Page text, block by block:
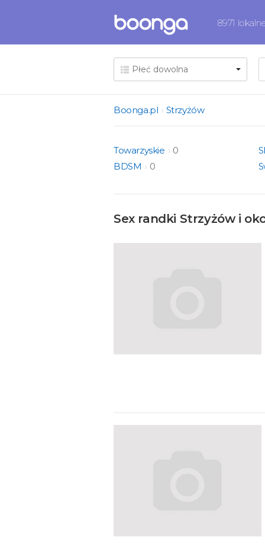
8971
Boonga.pl Strzyżów
Towarzyskie 0
BDSM
0
Sex randki Strzyżów i